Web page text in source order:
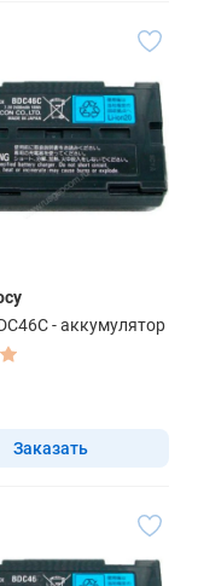
- аккумулятор
Заказать